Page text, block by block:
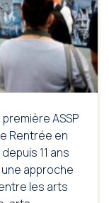
ASSP
Rentrée en
11 ans
approche
les arts